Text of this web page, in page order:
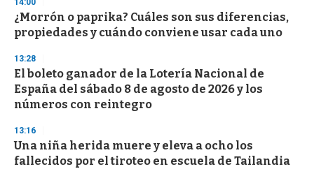
14:00
¿Morrón o paprika? Cuáles son sus diferencias,
propiedades y cuándo conviene usar cada uno
13:28
El boleto ganador de la Lotería Nacional de
España del sábado 8 de agosto de 2026 y los
números con reintegro
13:16
Una niña herida muere y eleva a ocho los
fallecidos por el tiroteo en escuela de Tailandia